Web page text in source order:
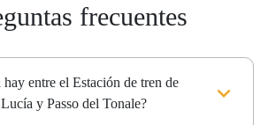
frecuentes
hay entre el Estación de tren de
y Passo del Tonale?